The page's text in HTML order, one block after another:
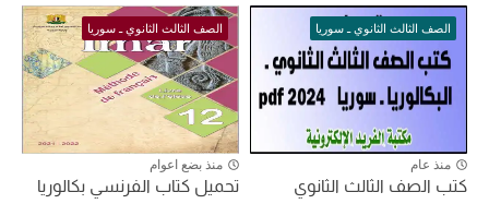
الصف الثالث الثانوي ـ سوريا
منذ عام
كتب الصف الثالث الثانوي
الصف الثالث الثانوي ـ سوريا
منذ بضع اعوام
تحميل كتاب الفرنسي بكالوريا